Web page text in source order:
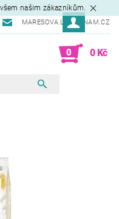
našim zákazníkům.
MARESOVA.L@SEZNAM.CZ
0 0 Kč